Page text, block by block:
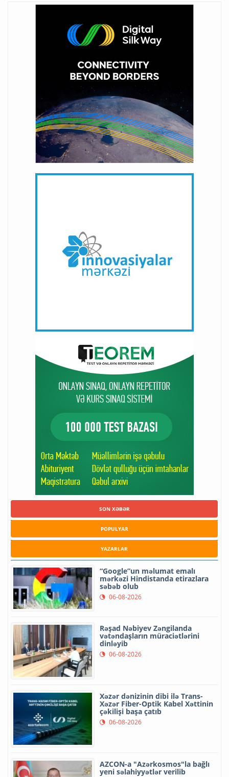
SON XƏBƏR
POPULYAR
YAZARLAR
“Google”un məlumat emalı
mərkəzi Hindistanda etirazlara
səbəb olub
06-08-2026
Rəşad Nəbiyev Zəngilanda
vətəndaşların müraciətlərini
dinləyib
06-08-2026
Xəzər dənizinin dibi ilə Trans-
Xəzər Fiber-Optik Kabel Xəttinin
çəkilişi başa çatıb
06-08-2026
AZCON-a "Azərkosmos"la bağlı
yeni səlahiyyətlər verilib